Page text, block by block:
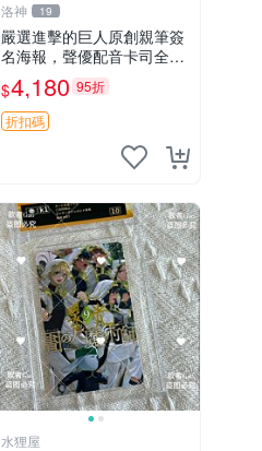
洛神 19
嚴選進擊的巨人原創親筆簽
名海報，聲優配音卡司全集
收藏推薦 艾倫、三笠、阿
明、埃爾文巨細靡遺肖像照
$4,180 95折
折扣碼
水狸屋